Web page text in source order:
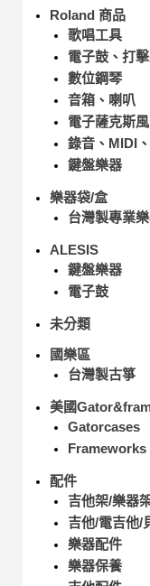
Roland 商品
歌唱工具
電子鼓、打
數位鋼琴
音箱、喇叭
電子薩克斯風
錄音、MIDI
鍵盤樂器
樂器袋/盒
台灣製專業
ALESIS
鍵盤樂器
電子鼓
未分類
國樂區
台灣製古箏
美國
Gatorcases
Frameworks
配件
吉他架/樂器
吉他/電吉他/
樂器配件
樂器保養